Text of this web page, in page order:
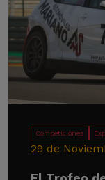
Competiciones
29 de